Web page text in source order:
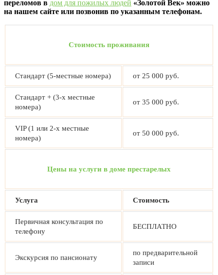
переломов в дом для пожилых людей «Золотой Век» можно
на нашем сайте или позвонив по указанным телефонам.
Стоимость проживания
Стандарт (5-местные номера) от 25 000 руб.
Стандарт + (3-х местные
номера)
от 35 000 руб.
VIP (1 или 2-х местные
номера)
от 50 000 руб.
Цены на услуги в доме престарелых
Услуга Стоимость
Первичная консультация по
телефону
БЕСПЛАТНО
Экскурсия по пансионату
по предварительной
записи